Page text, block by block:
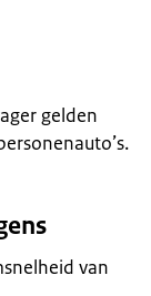
gelden
van